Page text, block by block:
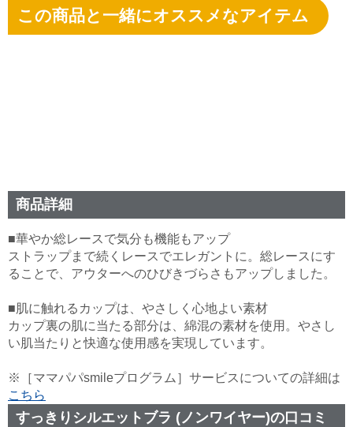
この商品と一緒にオススメなアイテム
商品詳細
■華やか総レースで気分も機能もアップ
ストラップまで続くレースでエレガントに。総レースにす
ることで、アウターへのひびきづらさもアップしました。
■肌に触れるカップは、やさしく心地よい素材
カップ裏の肌に当たる部分は、綿混の素材を使用。やさし
い肌当たりと快適な使用感を実現しています。
※［ママパパsmileプログラム］サービスについての詳細は
こちら
すっきりシルエットブラ (ノンワイヤー)の口コミ